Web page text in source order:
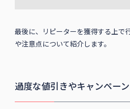
最後に、リピーターを獲得する上で
や注意点について紹介します。
過度な値引きやキャンペーン